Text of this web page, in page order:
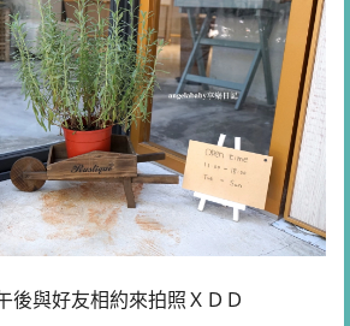
後與好友相約來拍照ＸＤＤ